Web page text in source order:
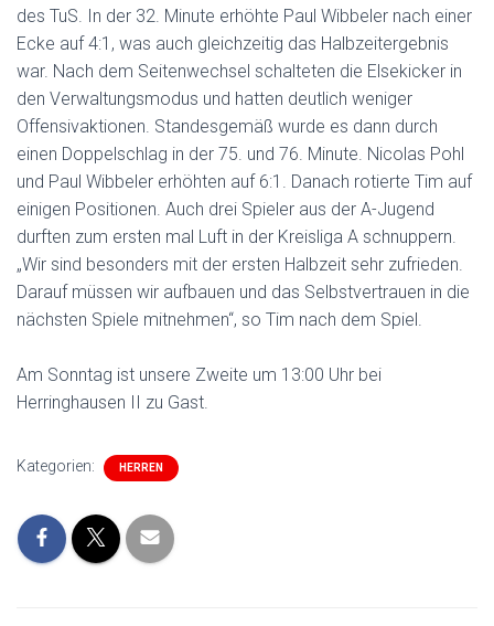
des TuS. In der 32. Minute erhöhte Paul Wibbeler nach einer
Ecke auf 4:1, was auch gleichzeitig das Halbzeitergebnis
war. Nach dem Seitenwechsel schalteten die Elsekicker in
den Verwaltungsmodus und hatten deutlich weniger
Offensivaktionen. Standesgemäß wurde es dann durch
einen Doppelschlag in der 75. und 76. Minute. Nicolas Pohl
und Paul Wibbeler erhöhten auf 6:1. Danach rotierte Tim auf
einigen Positionen. Auch drei Spieler aus der A-Jugend
durften zum ersten mal Luft in der Kreisliga A schnuppern.
„Wir sind besonders mit der ersten Halbzeit sehr zufrieden.
Darauf müssen wir aufbauen und das Selbstvertrauen in die
nächsten Spiele mitnehmen“, so Tim nach dem Spiel.
Am Sonntag ist unsere Zweite um 13:00 Uhr bei
Herringhausen II zu Gast.
Kategorien: HERREN